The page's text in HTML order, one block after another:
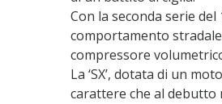
Con la seconda serie
comportamento
compressore
La ‘SX’, dotata di un
carattere che al debutto